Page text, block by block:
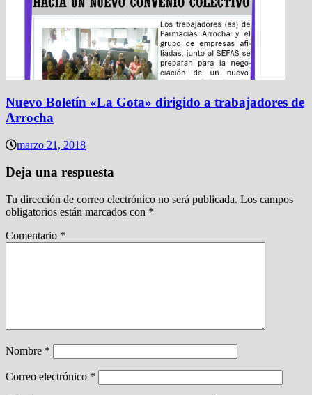
Nuevo Boletín «La Gota» dirigido a trabajadores de
Arrocha
marzo 21, 2018
Deja una respuesta
Tu dirección de correo electrónico no será publicada. Los campos
obligatorios están marcados con *
Comentario *
Nombre *
Correo electrónico *